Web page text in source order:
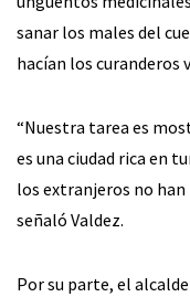
sanar los males del
hacían los curanderos
“Nuestra tarea es
es una ciudad rica en
los extranjeros no han
señaló Valdez.
Por su parte, el